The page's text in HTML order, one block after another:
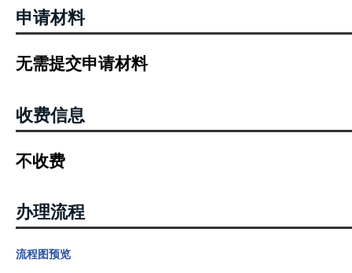
公共服务。流动人员人事档案管理服务是基本公共就业和人才服务
申请材料
无需提交申请材料
收费信息
不收费
办理流程
流程图预览